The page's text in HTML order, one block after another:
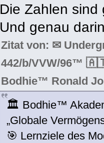
Die Zahlen
Und genau
Zitat von: ✉
442/b/VVW/96™
Bodhie™ Ronald
🏛️ Bodhie™
„Globale
🎯 Lernziele des